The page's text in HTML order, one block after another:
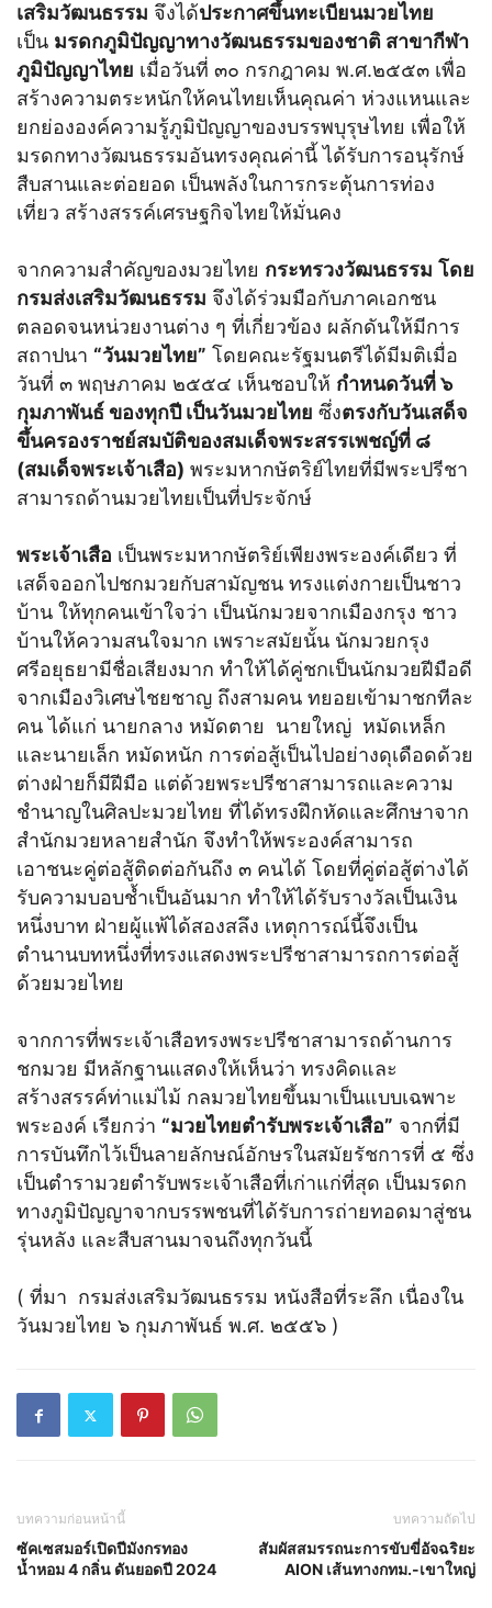
เสริมวัฒนธรรม จึงได้ประกาศขึ้นทะเบียนมวยไทย
เป็น มรดกภูมิปัญญาทางวัฒนธรรมของชาติ สาขากีฬา
ภูมิปัญญาไทย เมื่อวันที่ ๓๐ กรกฎาคม พ.ศ.๒๕๕๓ เพื่อ
สร้างความตระหนักให้คนไทยเห็นคุณค่า ห่วงแหนและ
ยกย่ององค์ความรู้ภูมิปัญญาของบรรพบุรุษไทย เพื่อให้
มรดกทางวัฒนธรรมอันทรงคุณค่านี้ ได้รับการอนุรักษ์
สืบสานและต่อยอด เป็นพลังในการกระตุ้นการท่อง
เที่ยว สร้างสรรค์เศรษฐกิจไทยให้มั่นคง
จากความสำคัญของมวยไทย กระทรวงวัฒนธรรม โดย
กรมส่งเสริมวัฒนธรรม จึงได้ร่วมมือกับภาคเอกชน
ตลอดจนหน่วยงานต่าง ๆ ที่เกี่ยวข้อง ผลักดันให้มีการ
สถาปนา “วันมวยไทย” โดยคณะรัฐมนตรีได้มีมติเมื่อ
วันที่ ๓ พฤษภาคม ๒๕๕๔ เห็นชอบให้ กำหนดวันที่ ๖
กุมภาพันธ์ ของทุกปี เป็นวันมวยไทย ซึ่งตรงกับวันเสด็จ
ขึ้นครองราชย์สมบัติของสมเด็จพระสรรเพชญ์ที่ ๘
(สมเด็จพระเจ้าเสือ) พระมหากษัตริย์ไทยที่มีพระปรีชา
สามารถด้านมวยไทยเป็นที่ประจักษ์
พระเจ้าเสือ เป็นพระมหากษัตริย์เพียงพระองค์เดียว ที่
เสด็จออกไปชกมวยกับสามัญชน ทรงแต่งกายเป็นชาว
บ้าน ให้ทุกคนเข้าใจว่า เป็นนักมวยจากเมืองกรุง ชาว
บ้านให้ความสนใจมาก เพราะสมัยนั้น นักมวยกรุง
ศรีอยุธยามีชื่อเสียงมาก ทำให้ได้คู่ชกเป็นนักมวยฝีมือดี
จากเมืองวิเศษไชยชาญ ถึงสามคน ทยอยเข้ามาชกทีละ
คน ได้แก่ นายกลาง หมัดตาย นายใหญ่ หมัดเหล็ก
และนายเล็ก หมัดหนัก การต่อสู้เป็นไปอย่างดุเดือดด้วย
ต่างฝ่ายก็มีฝีมือ แต่ด้วยพระปรีชาสามารถและความ
ชำนาญในศิลปะมวยไทย ที่ได้ทรงฝึกหัดและศึกษาจาก
สำนักมวยหลายสำนัก จึงทำให้พระองค์สามารถ
เอาชนะคู่ต่อสู้ติดต่อกันถึง ๓ คนได้ โดยที่คู่ต่อสู้ต่างได้
รับความบอบช้ำเป็นอันมาก ทำให้ได้รับรางวัลเป็นเงิน
หนึ่งบาท ฝ่ายผู้แพ้ได้สองสลึง เหตุการณ์นี้จึงเป็น
ตำนานบทหนึ่งที่ทรงแสดงพระปรีชาสามารถการต่อสู้
ด้วยมวยไทย
จากการที่พระเจ้าเสือทรงพระปรีชาสามารถด้านการ
ชกมวย มีหลักฐานแสดงให้เห็นว่า ทรงคิดและ
สร้างสรรค์ท่าแม่ไม้ กลมวยไทยขึ้นมาเป็นแบบเฉพาะ
พระองค์ เรียกว่า “มวยไทยตำรับพระเจ้าเสือ” จากที่มี
การบันทึกไว้เป็นลายลักษณ์อักษรในสมัยรัชการที่ ๕ ซึ่ง
เป็นตำรามวยตำรับพระเจ้าเสือที่เก่าแก่ที่สุด เป็นมรดก
ทางภูมิปัญญาจากบรรพชนที่ได้รับการถ่ายทอดมาสู่ชน
รุ่นหลัง และสืบสานมาจนถึงทุกวันนี้
( ที่มา กรมส่งเสริมวัฒนธรรม หนังสือที่ระลึก เนื่องใน
วันมวยไทย ๖ กุมภาพันธ์ พ.ศ. ๒๕๕๖ )
บทความก่อนหน้านี้
ซัคเซสมอร์เปิดปีมังกรทอง
น้ำหอม 4 กลิ่น ดันยอดปี 2024
บทความถัดไป
สัมผัสสมรรถนะการขับขี่อัจฉริยะ
AION เส้นทางกทม.-เขาใหญ่